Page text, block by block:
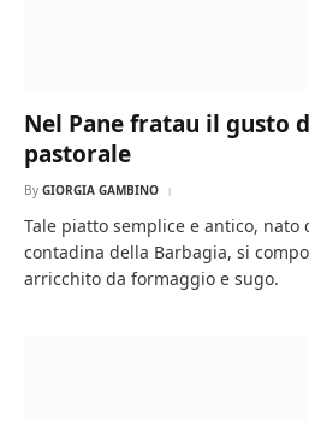
Nel Pane fratau il gusto
pastorale
By GIORGIA GAMBINO
Tale piatto semplice e antico, nato
contadina della Barbagia, si
arricchito da formaggio e sugo.